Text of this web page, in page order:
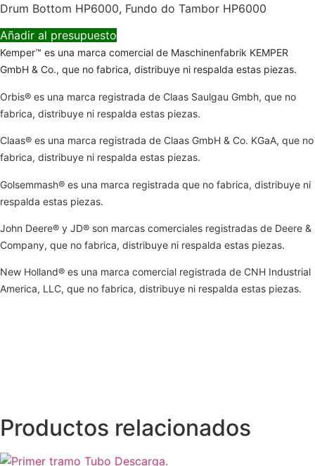
Drum Bottom HP6000, Fundo do Tambor HP6000
Añadir al presupuesto
Kemper™ es una marca comercial de Maschinenfabrik KEMPER
GmbH & Co., que no fabrica, distribuye ni respalda estas piezas.
Orbis® es una marca registrada de Claas Saulgau Gmbh, que no
fabrica, distribuye ni respalda estas piezas.
Claas® es una marca registrada de Claas GmbH & Co. KGaA, que no
fabrica, distribuye ni respalda estas piezas.
Golsemmash® es una marca registrada que no fabrica, distribuye ni
respalda estas piezas.
John Deere® y JD® son marcas comerciales registradas de Deere &
Company, que no fabrica, distribuye ni respalda estas piezas.
New Holland® es una marca comercial registrada de CNH Industrial
America, LLC, que no fabrica, distribuye ni respalda estas piezas.
Productos relacionados